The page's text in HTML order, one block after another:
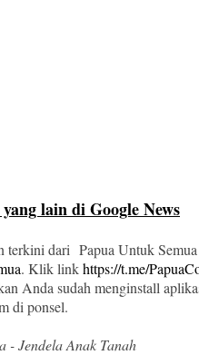
lain di Google News
terkini dari Papua Untuk
. Klik linkhttps://t.me/
Anda sudah menginstall
di ponsel.
- Jendela Anak Tanah